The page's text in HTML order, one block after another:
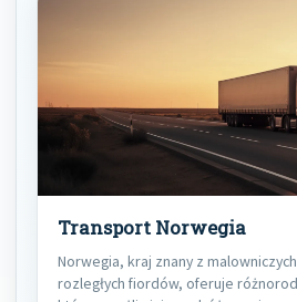
Transport Norwegia
Norwegia, kraj znany z
rozległych fiordów, oferuje